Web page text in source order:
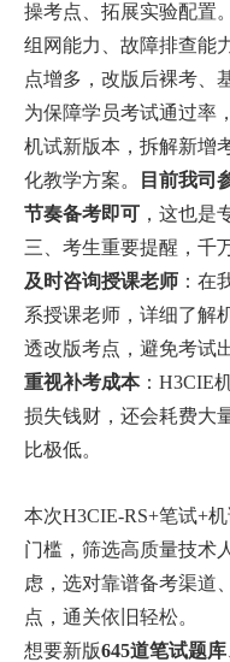
操考点、拓展实验配置
组网能力、故障排查能
点增多，改版后裸考、
为保障学员考试通过率
机试新版本，拆解新增
化教学方案。
目前我司
节奏备考即可 ，这也是
三、考生重要提醒，千
及时咨询授课老师 ：在
系授课老师，详细了解
透改版考点，避免考试
重视补考成本：H3CIE
损失钱财，还会耗费大
比极低。
本次H3CIE-RS+笔试+
门槛，筛选高质量技术
虑，选对靠谱备考渠道
点，通关依旧轻松。
想要新版645道笔试题库